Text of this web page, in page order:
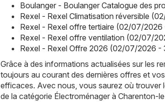
Boulanger - Boulanger Catalogue des
Rexel - Rexel Climatisation réversible
Rexel - Rexel offre tertiaire (02/07/2026
Rexel - Rexel offre ventilation (02/07/
Rexel - Rexel Offre 2026 (02/07/2026 -
Grâce à des informations actualisées sur les
toujours au courant des dernières offres et
efficaces. Avec nous, vous saurez où trouver
de la catégorie Électroménager à Charenton-